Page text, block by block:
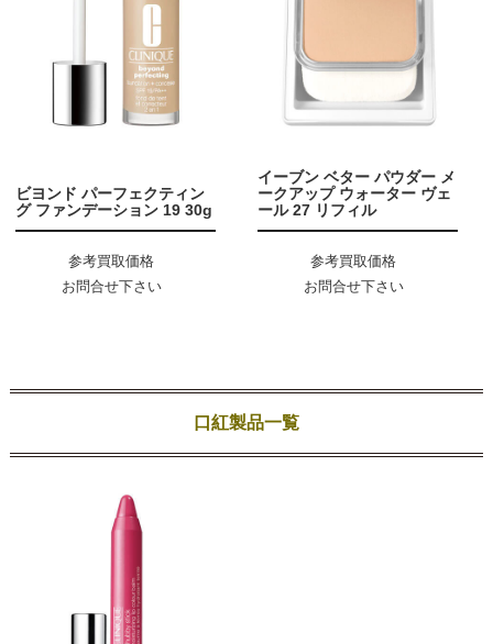
ビヨンド パーフェクティン
グ ファンデーション 19 30g
参考買取価格
お問合せ下さい
イーブン ベター パウダー メ
ークアップ ウォーター ヴェ
ール 27 リフィル
参考買取価格
お問合せ下さい
口紅製品一覧